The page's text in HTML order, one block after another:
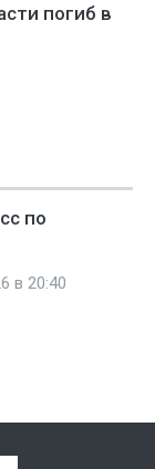
погиб в
по
в 20:40